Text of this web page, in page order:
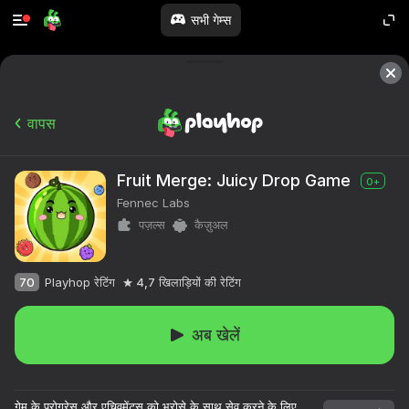
सभी गेम्स
वापस
Fruit Merge: Juicy Drop Game 0+
Fennec Labs
पज़ल्स
कैज़ुअल
70 Playhop रेटिंग 4,7 खिलाड़ियों की रेटिंग
अब खेलें